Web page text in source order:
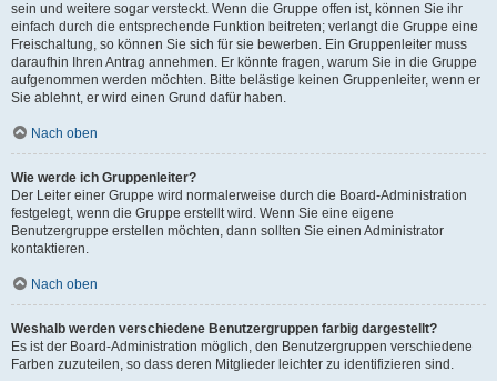
sein und weitere sogar versteckt. Wenn die Gruppe offen ist, können Sie ihr
einfach durch die entsprechende Funktion beitreten; verlangt die Gruppe eine
Freischaltung, so können Sie sich für sie bewerben. Ein Gruppenleiter muss
daraufhin Ihren Antrag annehmen. Er könnte fragen, warum Sie in die Gruppe
aufgenommen werden möchten. Bitte belästige keinen Gruppenleiter, wenn er
Sie ablehnt, er wird einen Grund dafür haben.
Nach oben
Wie werde ich Gruppenleiter?
Der Leiter einer Gruppe wird normalerweise durch die Board-Administration
festgelegt, wenn die Gruppe erstellt wird. Wenn Sie eine eigene
Benutzergruppe erstellen möchten, dann sollten Sie einen Administrator
kontaktieren.
Nach oben
Weshalb werden verschiedene Benutzergruppen farbig dargestellt?
Es ist der Board-Administration möglich, den Benutzergruppen verschiedene
Farben zuzuteilen, so dass deren Mitglieder leichter zu identifizieren sind.